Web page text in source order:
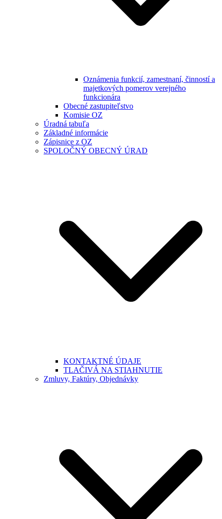
Oznámenia funkcií, zamestnaní, činností a
majetkových pomerov verejného
funkcionára
Obecné zastupiteľstvo
Komisie OZ
Úradná tabuľa
Základné informácie
Zápisnice z OZ
SPOLOČNÝ OBECNÝ ÚRAD
KONTAKTNÉ ÚDAJE
TLAČIVÁ NA STIAHNUTIE
Zmluvy, Faktúry, Objednávky